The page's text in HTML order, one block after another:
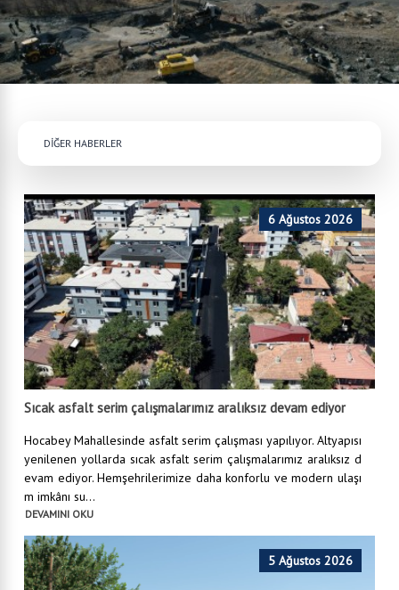
DİĞER HABERLER
6 Ağustos 2026
Sıcak asfalt serim çalışmalarımız aralıksız devam ediyor
Hocabey Mahallesinde asfalt serim çalışması yapılıyor. Altyapısı
yenilenen yollarda sıcak asfalt serim çalışmalarımız aralıksız d
evam ediyor. Hemşehrilerimize daha konforlu ve modern ulaşı
m imkânı su...
DEVAMINI OKU
5 Ağustos 2026